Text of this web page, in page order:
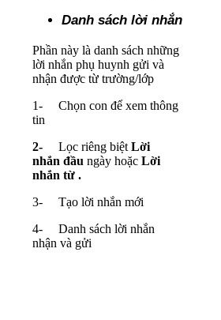
Danh sách lời nhắn
Phần này là danh sách những
lời nhắn phụ huynh gửi và
nhận được từ trường/lớp
1- Chọn con để xem thông
tin
2- Lọc riêng biệt Lời
nhắn đầu ngày hoặc Lời
nhắn từ .
3- Tạo lời nhắn mới
4- Danh sách lời nhắn
nhận và gửi